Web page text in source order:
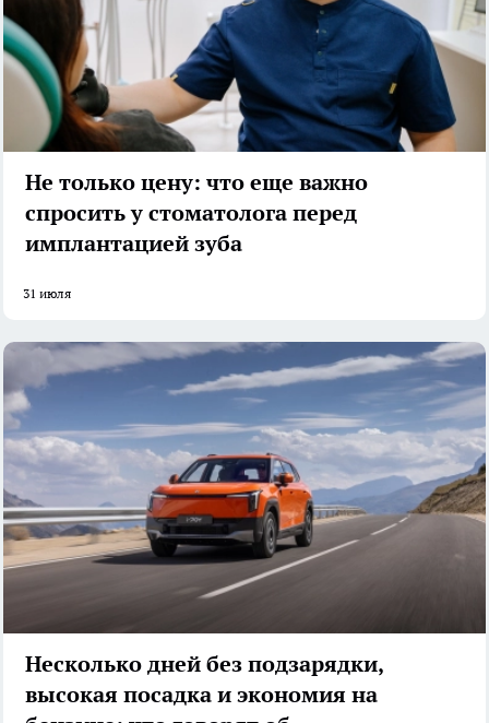
Не только цену: что еще важно
спросить у стоматолога перед
имплантацией зуба
31 июля
Несколько дней без подзарядки,
высокая посадка и экономия на